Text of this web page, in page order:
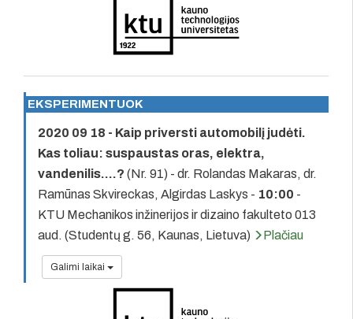
EKSPERIMENTUOK
2020 09 18 - Kaip priversti automobilį judėti.
Kas toliau: suspaustas oras, elektra,
vandenilis….? (Nr. 91) - dr. Rolandas Makaras, dr.
Ramūnas Skvireckas, Algirdas Laskys - 10:00 -
KTU Mechanikos inžinerijos ir dizaino fakulteto 013
aud. (Studentų g. 56, Kaunas, Lietuva)
Plačiau
Galimi laikai